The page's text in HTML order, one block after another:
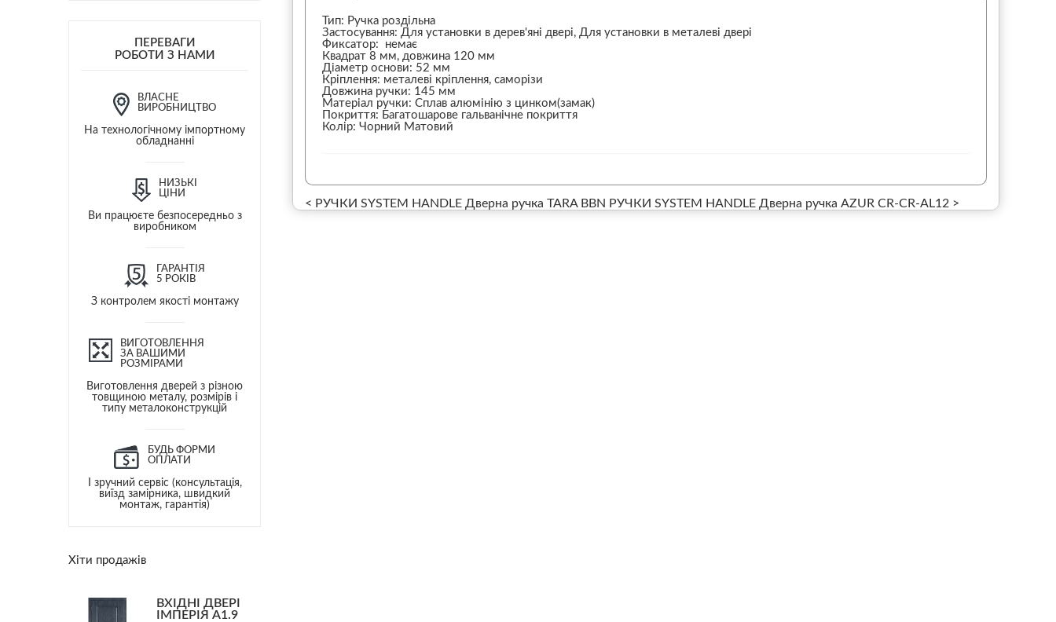
ПЕРЕВАГИ
РОБОТИ З НАМИ
ВЛАСНЕ
ВИРОБНИЦТВО
На технологічному імпортному
обладнанні
НИЗЬКІ
ЦІНИ
Ви працюєте безпосередньо з
виробником
ГАРАНТІЯ
5 РОКІВ
З контролем якості монтажу
ВИГОТОВЛЕННЯ
ЗА ВАШИМИ
РОЗМІРАМИ
Виготовлення дверей з різною
товщиною металу, розмірів і
типу металоконструкцій
БУДЬ ФОРМИ
ОПЛАТИ
І зручний сервіс (консультація,
виїзд замірника, швидкий
монтаж, гарантія)
Хіти продажів
ВХІДНІ ДВЕРІ
ІМПЕРІЯ А1.9
Тип: Ручка роздільна
Застосування: Для установки в дерев'яні двері, Для установки в металеві двері
Фиксатор: немає
Квадрат 8 мм, довжина 120 мм
Діаметр основи: 52 мм
Кріплення: металеві кріплення, саморізи
Довжина ручки: 145 мм
Матеріал ручки: Сплав алюмінію з цинком(замак)
Покриття: Багатошарове гальванічне покриття
Колір: Чорний Матовий
< РУЧКИ SYSTEM HANDLE Дверна ручка TARA BBN РУЧКИ SYSTEM HANDLE Дверна ручка AZUR CR-CR-AL12 >